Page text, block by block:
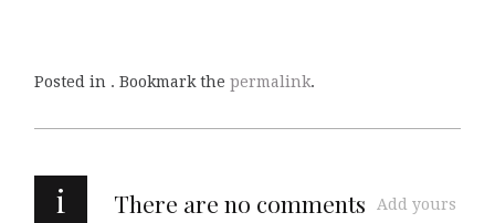
Posted in . Bookmark the permalink.
i There are no comments Add yours